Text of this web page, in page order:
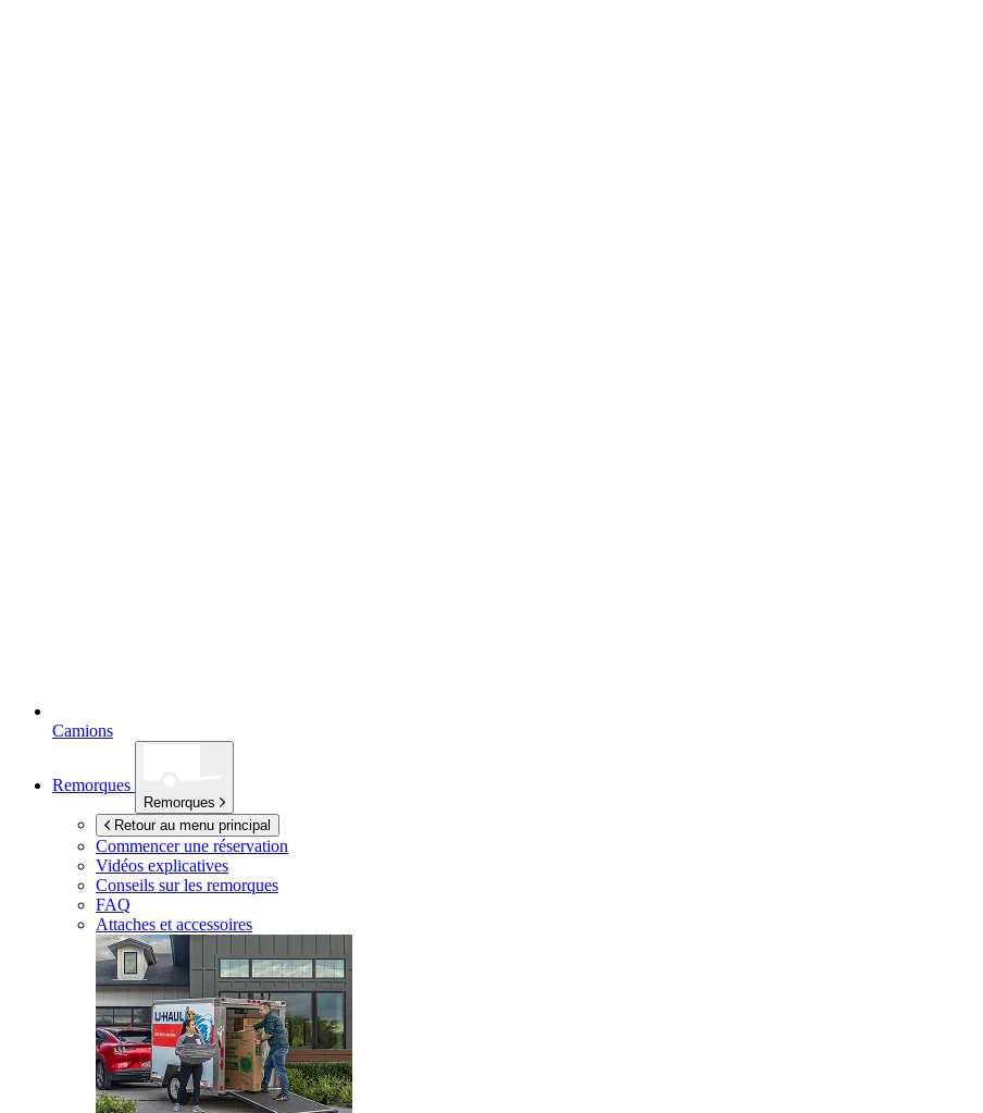
Camions
Remorques
Remorques
Retour au menu principal
Commencer une réservation
Vidéos explicatives
Conseils sur les remorques
FAQ
Attaches et accessoires